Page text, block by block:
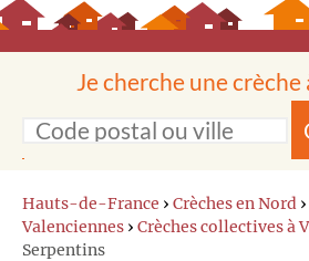
Je cherche une crèche
Hauts-de-France › Crèches en Nord ›
Valenciennes › Crèches collectives à
Serpentins